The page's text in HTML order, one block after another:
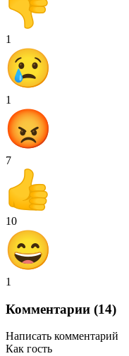
1
1
7
10
1
Комментарии (14)
Написать комментарий
Как гость